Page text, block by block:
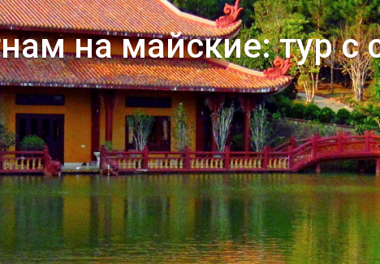
на майские: тур с